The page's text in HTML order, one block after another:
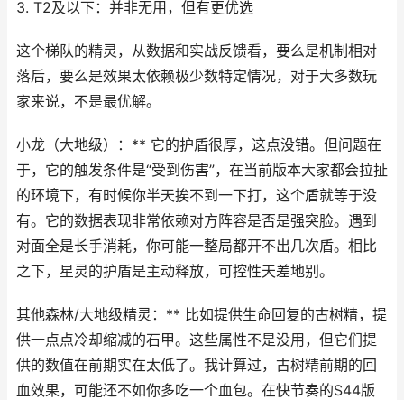
3. T2及以下：并非无用，但有更优选
这个梯队的精灵，从数据和实战反馈看，要么是机制相对
落后，要么是效果太依赖极少数特定情况，对于大多数玩
家来说，不是最优解。
小龙（大地级）：** 它的护盾很厚，这点没错。但问题在
于，它的触发条件是“受到伤害”，在当前版本大家都会拉扯
的环境下，有时候你半天挨不到一下打，这个盾就等于没
有。它的数据表现非常依赖对方阵容是否是强突脸。遇到
对面全是长手消耗，你可能一整局都开不出几次盾。相比
之下，星灵的护盾是主动释放，可控性天差地别。
其他森林/大地级精灵：** 比如提供生命回复的古树精，提
供一点点冷却缩减的石甲。这些属性不是没用，但它们提
供的数值在前期实在太低了。我计算过，古树精前期的回
血效果，可能还不如你多吃一个血包。在快节奏的S44版